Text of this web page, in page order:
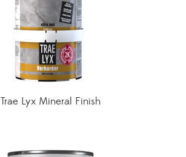
Trae Lyx Mineral Finish